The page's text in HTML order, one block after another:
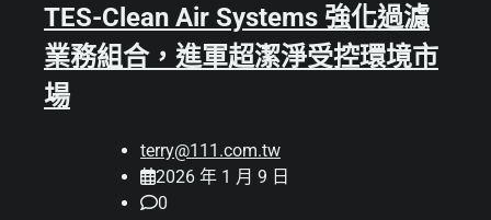
TES-Clean Air Systems 強化過濾
業務組合，進軍超潔淨受控環境市
場
terry@111.com.tw
2026 年 1 月 9 日
0